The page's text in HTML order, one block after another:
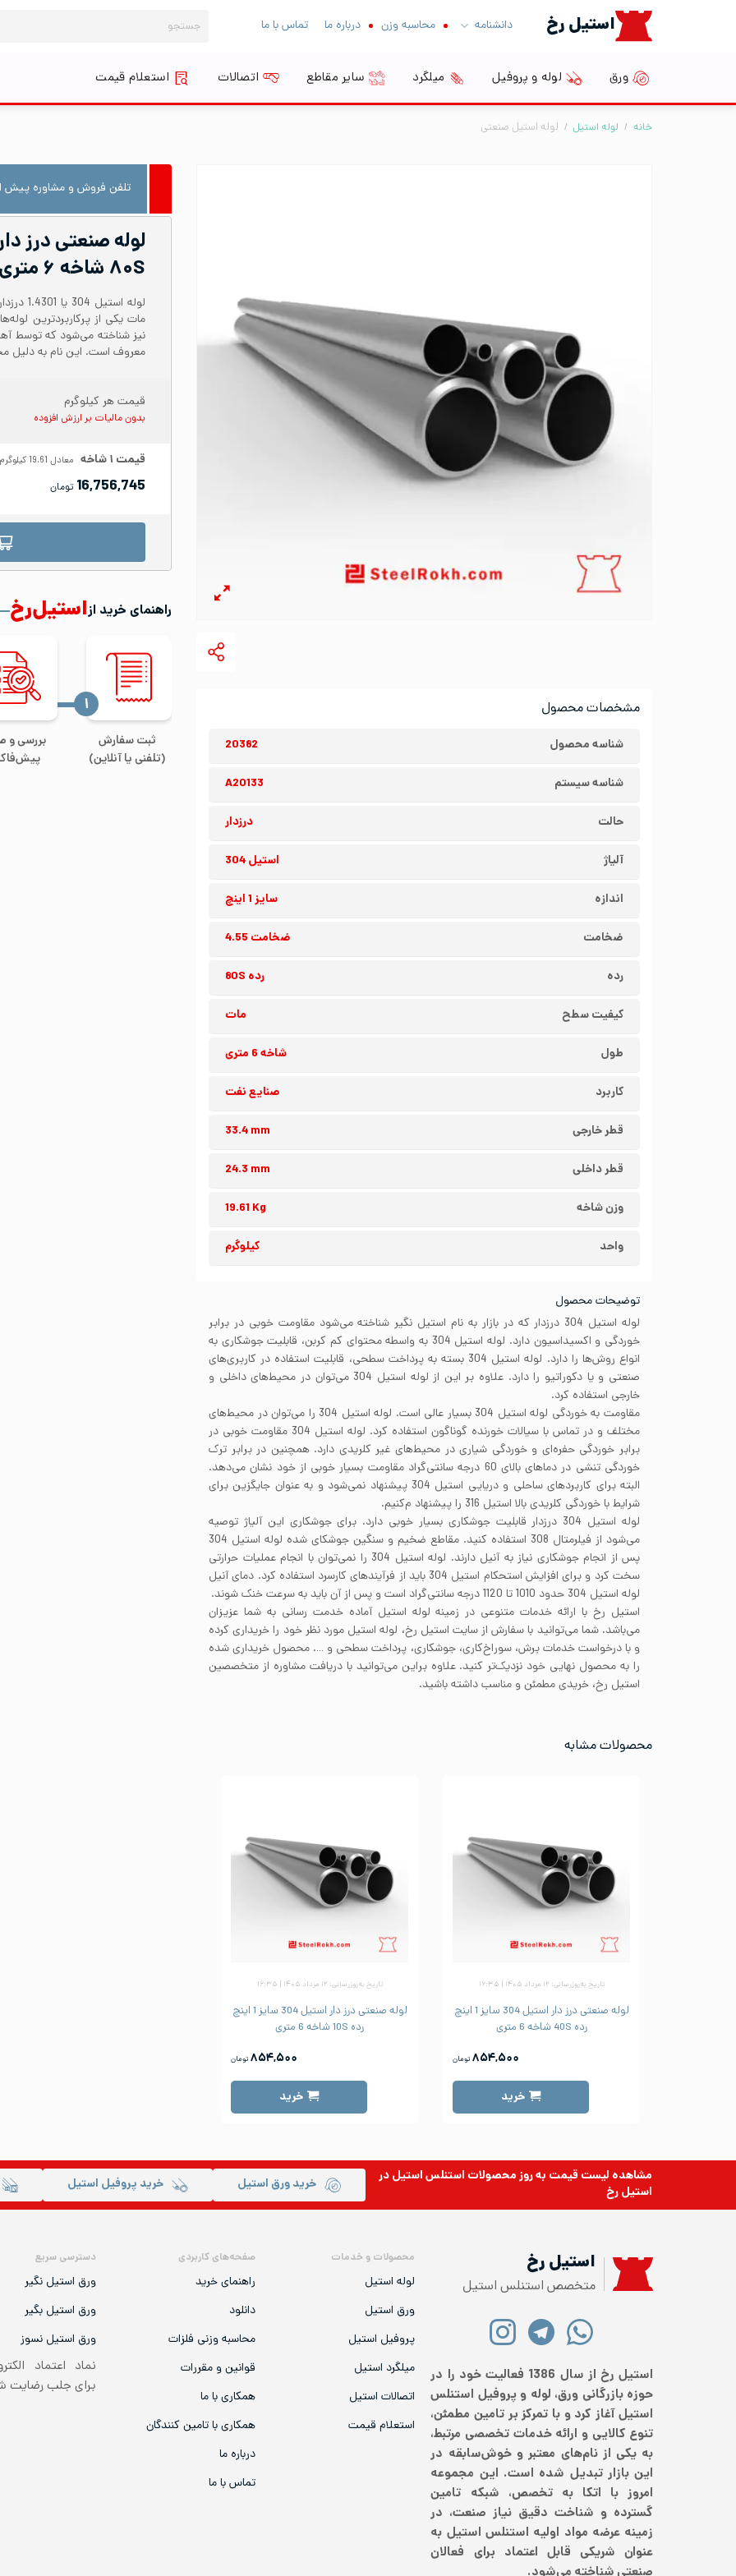
استیل رخ دانشنامه محاسبه وزن درباره ما تماس با ما
برای:
ورق لوله و پروفیل میلگرد سایر مقاطع اتصالات استعلام قیمت
خانه / لوله استیل / لوله استیل صنعتی
مشخصات محصول
شناسه محصول 20382
شناسه سیستم A20133
حالت درزدار
آلیاژ استیل 304
اندازه سایز 1 اینچ
ضخامت ضخامت 4.55
رده رده 80S
کیفیت سطح مات
طول شاخه 6 متری
کاربرد صنایع نفت
قطر خارجی 33.4 mm
قطر داخلی 24.3 mm
وزن شاخه 19.61 Kg
واحد کیلوگرم
توضیحات محصول
لوله استیل 304 درزدار که در بازار به نام استیل نگیر شناخته می‌شود مقاومت خوبی در برابر
خوردگی و اکسیداسیون دارد. لوله استیل 304 به واسطه محتوای کم کربن، قابلیت جوشکاری به
انواع روش‌ها را دارد. لوله استیل 304 بسته به پرداخت سطحی، قابلیت استفاده در کاربری‌های
صنعتی و یا دکوراتیو را دارد. علاوه بر این از لوله استیل 304 می‌توان در محیط‌های داخلی و
خارجی استفاده کرد.
مقاومت به خوردگی لوله استیل 304 بسیار عالی است. لوله استیل 304 را می‌توان در محیط‌های
مختلف و در تماس با سیالات خورنده گوناگون استفاده کرد. لوله استیل 304 مقاومت خوبی در
برابر خوردگی حفره‌ای و خوردگی شیاری در محیط‌های غیر کلریدی دارد. همچنین در برابر ترک
خوردگی تنشی در دماهای بالای 60 درجه سانتی‌گراد مقاومت بسیار خوبی از خود نشان می‌دهد.
البته برای کاربردهای ساحلی و دریایی استیل 304 پیشنهاد نمی‌شود و به عنوان جایگزین برای
شرایط با خوردگی کلریدی بالا استیل 316 را پیشنهاد م‌کنیم.
لوله استیل 304 درزدار قابلیت جوشکاری بسیار خوبی دارد. برای جوشکاری این آلیاژ توصیه
می‌شود از فیلرمتال 308 استفاده کنید. مقاطع ضخیم و سنگین جوشکای شده لوله استیل 304
پس از انجام جوشکاری نیاز به آنیل دارند. لوله استیل 304 را نمی‌توان با انجام عملیات حرارتی
سخت کرد و برای افزایش استحکام استیل 304 باید از فرآیندهای کارسرد استفاده کرد. دمای آنیل
لوله استیل 304 حدود 1010 تا 1120 درجه سانتی‌گراد است و پس از آن باید به سرعت خنک شوند.
استیل رخ با ارائه خدمات متنوعی در زمینه لوله استیل آماده خدمت رسانی به شما عزیزان
می‌باشد. شما می‌توانید با سفارش از سایت استیل رخ، لوله استیل مورد نظر خود را خریداری کرده
و با درخواست خدمات برش، سوراخ‌کاری، جوشکاری، پرداخت سطحی و …. محصول خریداری شده
را به محصول نهایی خود نزدیک‌تر کنید. علاوه براین می‌توانید با دریافت مشاوره از متخصصین
استیل رخ، خریدی مطمئن و مناسب داشته باشید.
محصولات مشابه
تاریخ به‌روزرسانی: ۱۲ مرداد ۱۴۰۵ | ۱۶:۳۵
لوله صنعتی درز دار استیل 304 سایز 1 اینچ
رده 40S شاخه 6 متری
۸۵۴,۵۰۰ تومان
خرید
تاریخ به‌روزرسانی: ۱۲ مرداد ۱۴۰۵ | ۱۶:۳۵
لوله صنعتی درز دار استیل 304 سایز 1 اینچ
رده 10S شاخه 6 متری
۸۵۴,۵۰۰ تومان
خرید
تلفن فروش و مشاوره پیش
۸۰S شاخه ۶ متری
معروف است. این نام به دلیل محتوای نیکل حدود 8
قیمت هر کیلوگرم
بدون مالیات بر ارزش افزوده
قیمت ۱شاخه معادل 19.61 کیلوگرم
16,756,745 تومان
راهنمای خرید ازاستیل‌رخ
ثبت سفارش
(تلفنی یا آنلاین)
‍۱
بررسی و
مشاهده لیست قیمت به روزمحصولات استنلس استیلدر
استیل رخ
خرید ورق استیل خرید پروفیل استیل
استیل رخ
متخصص استنلس استیل
استیل رخ از سال 1386 فعالیت خود را در
حوزه بازرگانی ورق، لوله و پروفیل استنلس
استیل آغاز کرد و با تمرکز بر تامین مطمئن،
تنوع کالایی و ارائه خدمات تخصصی مرتبط،
به یکی از نام‌های معتبر و خوش‌سابقه در
این بازار تبدیل شده است. این مجموعه
امروز با اتکا به تخصص، شبکه تامین
گسترده و شناخت دقیق نیاز صنعت، در
زمینه عرضه مواد اولیه استنلس استیل به
عنوان شریکی قابل اعتماد برای فعالان
محصولات و خدمات
لوله استیل
ورق استیل
پروفیل استیل
میلگرد استیل
اتصالات استیل
استعلام قیمت
صفحه‌های کاربردی
راهنمای خرید
دانلود
محاسبه وزنی فلزات
قوانین و مقررات
همکاری با ما
همکاری با تامین کنندگان
درباره ما
تماس با ما
دسترسی سریع
ورق استیل نگیر
ورق استیل بگیر
ورق استیل نسوز
نماد اعتماد
برای جلب